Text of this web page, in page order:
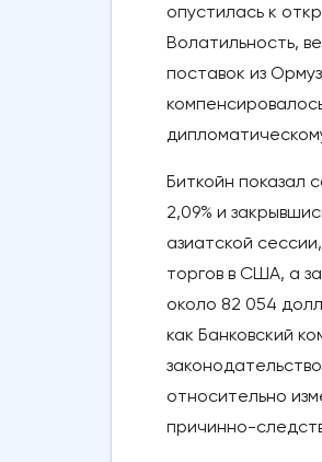
опустилась к
Волатильность,
поставок из
Биткойн показал
2,09% и
азиатской
торгов в США, а
около 82 054
как Банковский
относительно
причинно-